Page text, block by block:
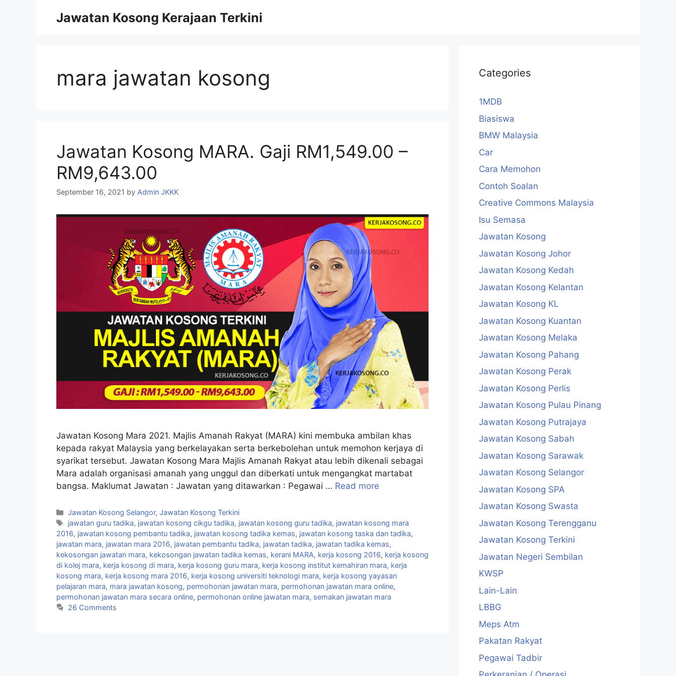
Jawatan Kosong Kerajaan Terkini
mara jawatan kosong
Jawatan Kosong MARA. Gaji RM1,549.00 –
RM9,643.00
September 16, 2021 by Admin JKKK
Jawatan Kosong Mara 2021. Majlis Amanah Rakyat (MARA) kini membuka ambilan khas
kepada rakyat Malaysia yang berkelayakan serta berkebolehan untuk memohon kerjaya di
syarikat tersebut. Jawatan Kosong Mara Majlis Amanah Rakyat atau lebih dikenali sebagai
Mara adalah organisasi amanah yang unggul dan diberkati untuk mengangkat martabat
bangsa. Maklumat Jawatan : Jawatan yang ditawarkan : Pegawai … Read more
Categories
Jawatan Kosong Selangor,Jawatan Kosong Terkini
Tags
jawatan guru tadika, jawatan kosong cikgu tadika, jawatan kosong guru tadika, jawatan kosong mara
2016, jawatan kosong pembantu tadika, jawatan kosong tadika kemas, jawatan kosong taska dan tadika,
jawatan mara, jawatan mara 2016, jawatan pembantu tadika, jawatan tadika, jawatan tadika kemas,
kekosongan jawatan mara, kekosongan jawatan tadika kemas, kerani MARA, kerja kosong 2016, kerja kosong
di kolej mara, kerja kosong di mara, kerja kosong guru mara, kerja kosong institut kemahiran mara, kerja
kosong mara, kerja kosong mara 2016, kerja kosong universiti teknologi mara, kerja kosong yayasan
pelajaran mara, mara jawatan kosong, permohonan jawatan mara, permohonan jawatan mara online,
permohonan jawatan mara secara online, permohonan online jawatan mara, semakan jawatan mara
26 Comments
Categories
1MDB
Biasiswa
BMW Malaysia
Car
Cara Memohon
Contoh Soalan
Creative Commons Malaysia
Isu Semasa
Jawatan Kosong
Jawatan Kosong Johor
Jawatan Kosong Kedah
Jawatan Kosong Kelantan
Jawatan Kosong KL
Jawatan Kosong Kuantan
Jawatan Kosong Melaka
Jawatan Kosong Pahang
Jawatan Kosong Perak
Jawatan Kosong Perlis
Jawatan Kosong Pulau Pinang
Jawatan Kosong Putrajaya
Jawatan Kosong Sabah
Jawatan Kosong Sarawak
Jawatan Kosong Selangor
Jawatan Kosong SPA
Jawatan Kosong Swasta
Jawatan Kosong Terengganu
Jawatan Kosong Terkini
Jawatan Negeri Sembilan
KWSP
Lain-Lain
LBBG
Meps Atm
Pakatan Rakyat
Pegawai Tadbir